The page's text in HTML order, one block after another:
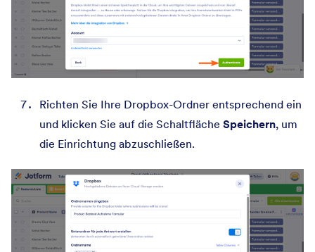
Richten Sie Ihre Dropbox-Ordner entsprechend ein
und klicken Sie auf die Schaltfläche Speichern, um
die Einrichtung abzuschließen.